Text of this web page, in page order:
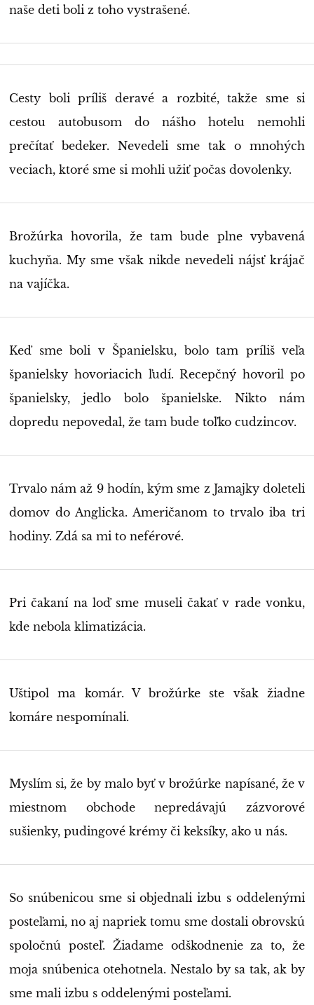
naše deti boli z toho vystrašené.
Cesty boli príliš deravé a rozbité, takže sme si
cestou autobusom do nášho hotelu nemohli
prečítať bedeker. Nevedeli sme tak o mnohých
veciach, ktoré sme si mohli užiť počas dovolenky.
Brožúrka hovorila, že tam bude plne vybavená
kuchyňa. My sme však nikde nevedeli nájsť krájač
na vajíčka.
Keď sme boli v Španielsku, bolo tam príliš veľa
španielsky hovoriacich ľudí. Recepčný hovoril po
španielsky, jedlo bolo španielske. Nikto nám
dopredu nepovedal, že tam bude toľko cudzincov.
Trvalo nám až 9 hodín, kým sme z Jamajky doleteli
domov do Anglicka. Američanom to trvalo iba tri
hodiny. Zdá sa mi to neférové.
Pri čakaní na loď sme museli čakať v rade vonku,
kde nebola klimatizácia.
Uštipol ma komár. V brožúrke ste však žiadne
komáre nespomínali.
Myslím si, že by malo byť v brožúrke napísané, že v
miestnom obchode nepredávajú zázvorové
sušienky, pudingové krémy či keksíky, ako u nás.
So snúbenicou sme si objednali izbu s oddelenými
posteľami, no aj napriek tomu sme dostali obrovskú
spoločnú posteľ. Žiadame odškodnenie za to, že
moja snúbenica otehotnela. Nestalo by sa tak, ak by
sme mali izbu s oddelenými posteľami.